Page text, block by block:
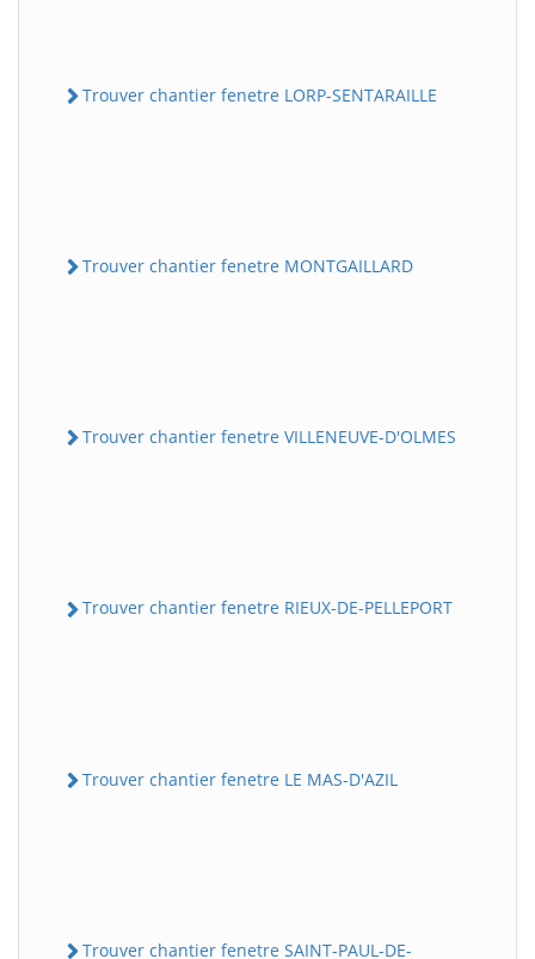
Trouver chantier fenetre LORP-SENTARAILLE
Trouver chantier fenetre MONTGAILLARD
Trouver chantier fenetre VILLENEUVE-D'OLMES
Trouver chantier fenetre RIEUX-DE-PELLEPORT
Trouver chantier fenetre LE MAS-D'AZIL
Trouver chantier fenetre SAINT-PAUL-DE-